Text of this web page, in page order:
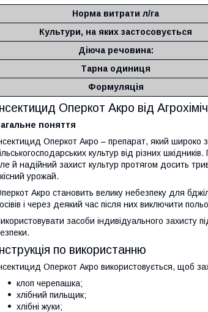
Норма витрати л/га
Культури, на яких застосовується
Діюча речовина:
Тарна одиниця
Формуляція
Оперкот Акро від
поняття
Оперкот Акро – препарат, який широко
культур від різних
й надійний захист культур протягом досить
урожай.
Акро становить велику небезпеку для
і через деякий час після них виключити
засоби індивідуального захисту
по використанню
Оперкот Акро використовується, щоб
клоп черепашка;
хлібний пильщик;
хлібні жуки;